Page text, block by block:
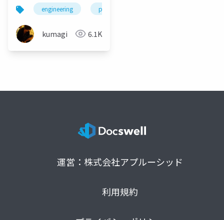
engineering programming
kumagi 6.1K
運営：株式会社アプルーシッド
利用規約